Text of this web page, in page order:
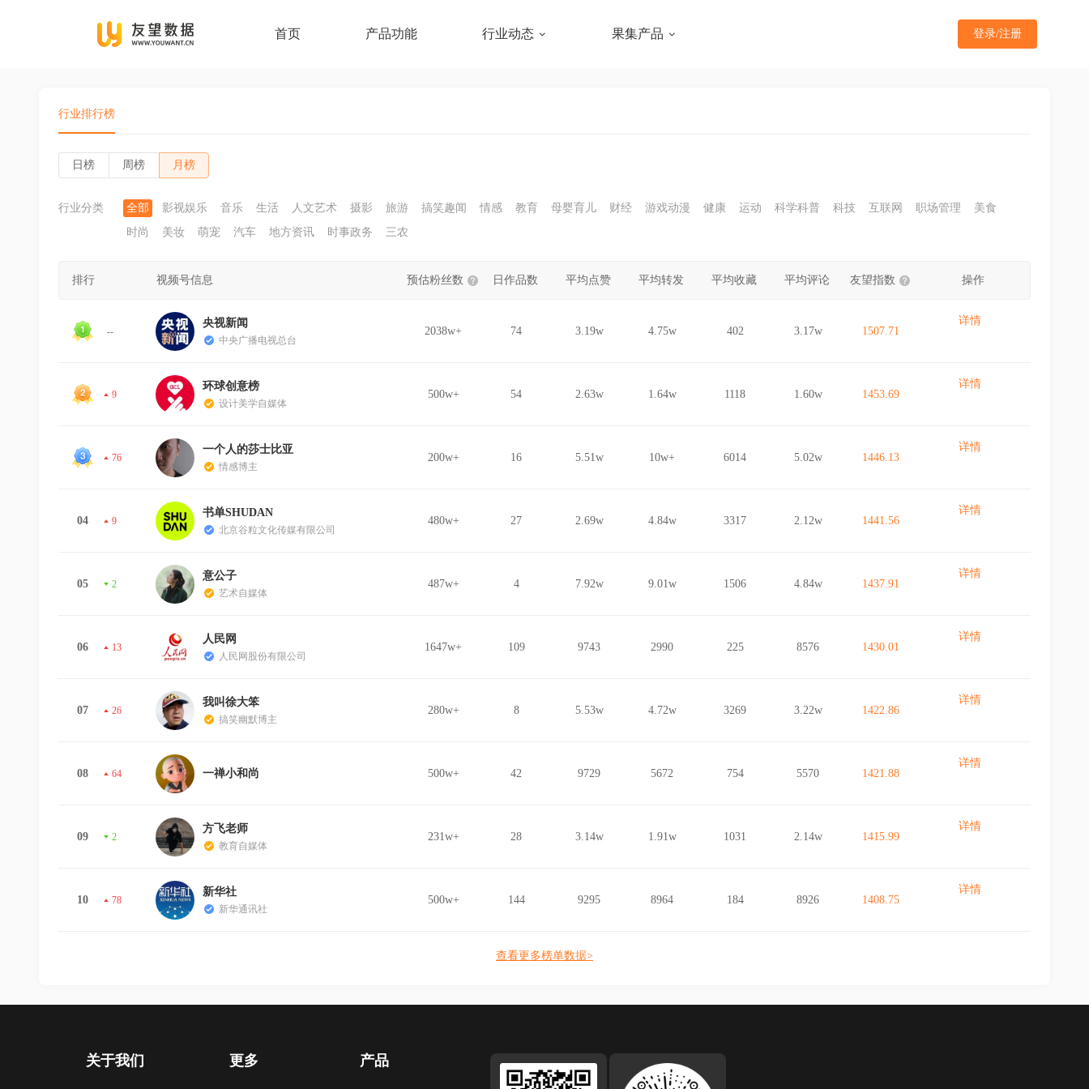
首页 产品功能 行业动态 果集产品 登录/注册
行业排行榜
日榜 周榜 月榜
行业分类 全部 影视娱乐 音乐 生活 人文艺术 摄影 旅游 搞笑趣闻 情感 教育 母婴育儿 财经 游戏动漫 健康 运动 科学科普 科技 互联网 职场管理
美食
时尚
美妆 萌宠 汽车 地方资讯 时事政务 三农
排行 视频号信息 预估粉丝数 日作品数 平均点赞 平均转发 平均收藏 平均评论 友望指数 操作
--
央视新闻
中央广播电视总台
2038w+ 74 3.19w 4.75w 402 3.17w 1507.71
详情
9
环球创意榜
设计美学自媒体
500w+ 54 2.63w 1.64w 1118 1.60w 1453.69
详情
76
一个人的莎士比亚
情感博主
200w+ 16 5.51w 10w+ 6014 5.02w 1446.13
详情
04 9
书单SHUDAN
北京谷粒文化传媒有限公司
480w+ 27 2.69w 4.84w 3317 2.12w 1441.56
详情
05 2
意公子
艺术自媒体
487w+ 4 7.92w 9.01w 1506 4.84w 1437.91
详情
06 13
人民网
人民网股份有限公司
1647w+ 109 9743 2990 225 8576 1430.01
详情
07 26
我叫徐大笨
搞笑幽默博主
280w+ 8 5.53w 4.72w 3269 3.22w 1422.86
详情
08 64 一禅小和尚 500w+ 42 9729 5672 754 5570 1421.88
详情
09 2
方飞老师
教育自媒体
231w+ 28 3.14w 1.91w 1031 2.14w 1415.99
详情
10 78
新华社
新华通讯社
500w+ 144 9295 8964 184 8926 1408.75
详情
查看更多榜单数据>
关于我们 更多 产品